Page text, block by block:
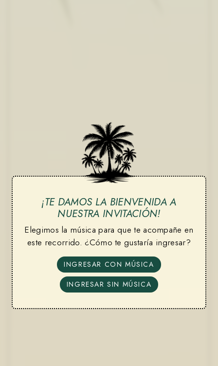
¡TE DAMOS LA BIENVENIDA A
NUESTRA INVITACIÓN!
Elegimos la música para que te acompañe en
este recorrido. ¿Cómo te gustaría ingresar?
INGRESAR CON MÚSICA
INGRESAR SIN MÚSICA